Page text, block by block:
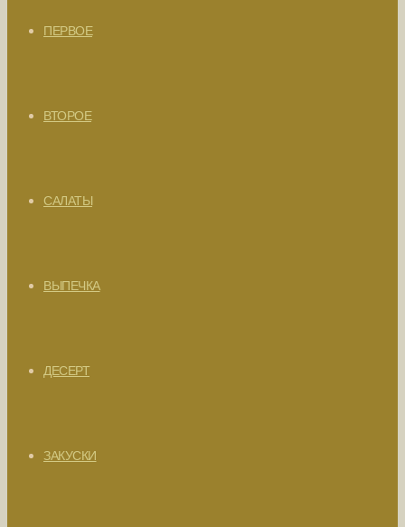
ПЕРВОЕ
ВТОРОЕ
САЛАТЫ
ВЫПЕЧКА
ДЕСЕРТ
ЗАКУСКИ